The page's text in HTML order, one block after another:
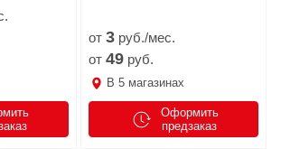
от 3 руб./мес.
от 49 руб.
В 5 магазинах
Оформить
предзаказ